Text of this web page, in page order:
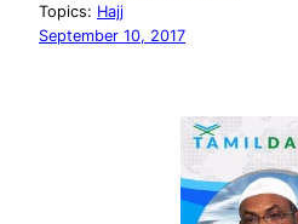
Topics: Hajj
September 10, 2017